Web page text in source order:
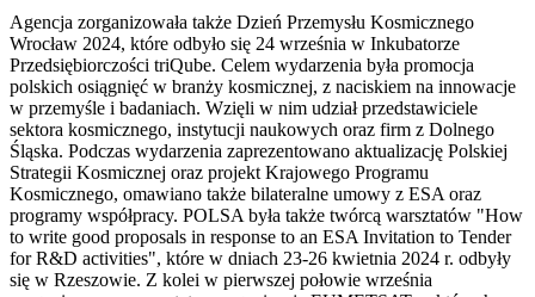
Agencja zorganizowała także Dzień Przemysłu Kosmicznego
Wrocław 2024, które odbyło się 24 września w Inkubatorze
Przedsiębiorczości triQube. Celem wydarzenia była promocja
polskich osiągnięć w branży kosmicznej, z naciskiem na innowacje
w przemyśle i badaniach. Wzięli w nim udział przedstawiciele
sektora kosmicznego, instytucji naukowych oraz firm z Dolnego
Śląska. Podczas wydarzenia zaprezentowano aktualizację Polskiej
Strategii Kosmicznej oraz projekt Krajowego Programu
Kosmicznego, omawiano także bilateralne umowy z ESA oraz
programy współpracy. POLSA była także twórcą warsztatów "How
to write good proposals in response to an ESA Invitation to Tender
for R&D activities", które w dniach 23-26 kwietnia 2024 r. odbyły
się w Rzeszowie. Z kolei w pierwszej połowie września